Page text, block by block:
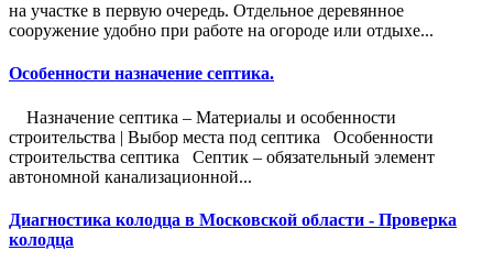
на участке в первую очередь. Отдельное деревянное
сооружение удобно при работе на огороде или отдыхе...
Особенности назначение септика.
Назначение септика – Материалы и особенности
строительства | Выбор места под септика Особенности
строительства септика Септик – обязательный элемент
автономной канализационной...
Диагностика колодца в Московской области - Проверка
колодца